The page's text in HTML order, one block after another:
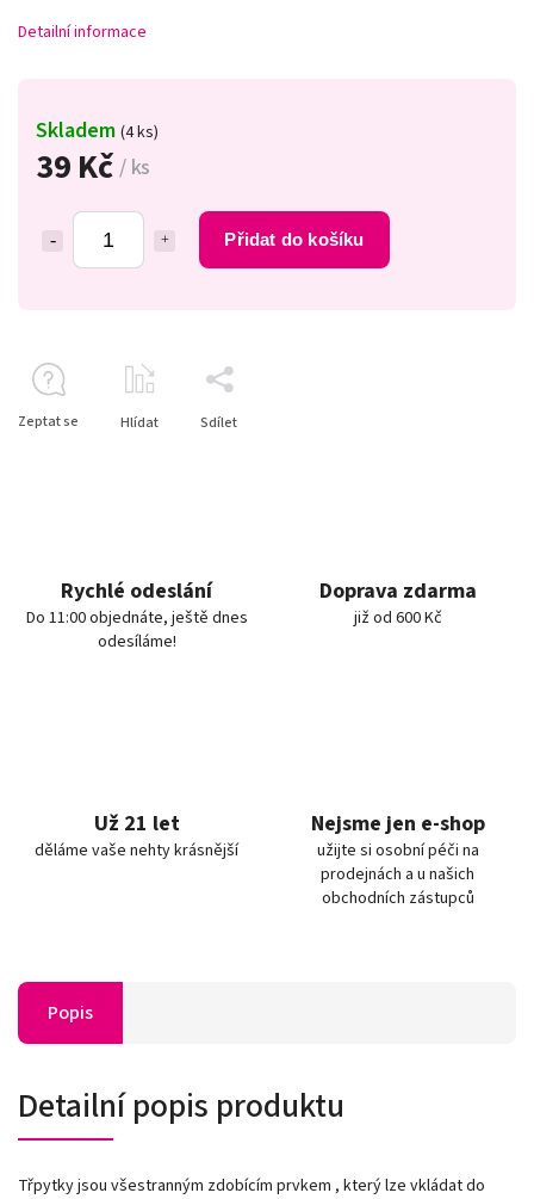
39 Kč/ ks
Přidat do košíku
Skladem (4 ks)
Detailní informace
Zeptat se Hlídat Sdílet
Rychlé odeslání
Do 11:00 objednáte, ještě dnes
odesíláme!
Doprava zdarma
již od 600 Kč
Už 21 let
děláme vaše nehty krásnější
Nejsme jen e-shop
užijte si osobní péči na
prodejnách a u našich
obchodních zástupců
Popis
Detailní popis produktu
Třpytky jsou všestranným zdobícím prvkem , který lze vkládat do